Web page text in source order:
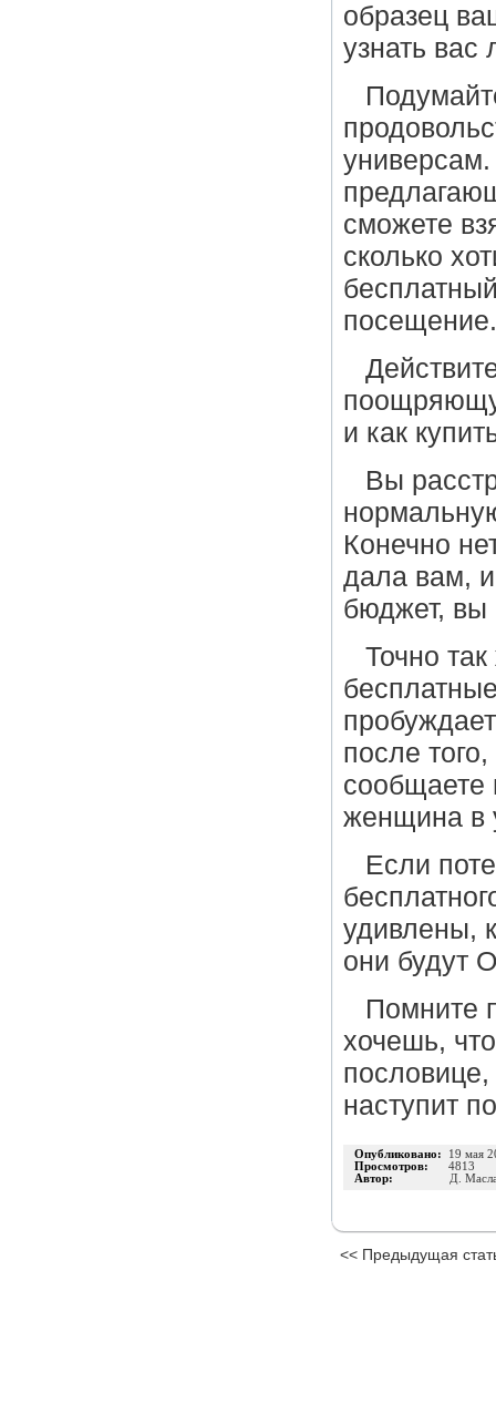
образец
узнать
сможете
сколько
посещение.
и как
Вы
Конечно
дала вам,
бюджет, вы
Точно
после
сообщаете
женщина в
Если
удивлены,
они будут
Помните
хочешь,
наступит
Опубликовано: 19 мая
Просмотров: 4813
Автор:
Д.
<< Предыдущая